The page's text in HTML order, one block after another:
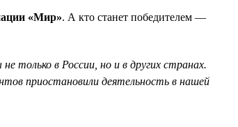
«Мир». А кто станет победителем —
только в России, но и в других странах.
приостановили деятельность в нашей